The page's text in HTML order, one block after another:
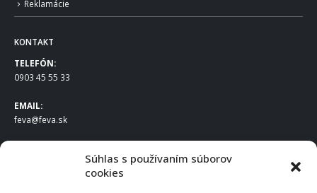
Súhlas s používaním súborov
cookies
Reklamácie
KONTAKT
TELEFÓN:
0903 45 55 33
EMAIL:
feva@feva.sk
FEVA Slovakia SK s.r.o.